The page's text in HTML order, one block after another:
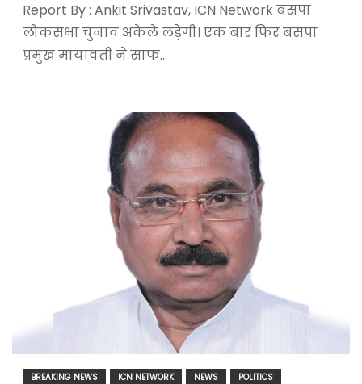
Report By : Ankit Srivastav, ICN Network बसपा
लोकसभा चुनाव अकेले लड़ेगी। एक बार फिर बसपा
प्रमुख मायावती ने साफ…
BREAKING NEWS ICN NETWORK NEWS
POLITICS